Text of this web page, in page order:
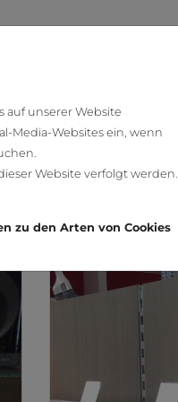
auf unserer Website
Media-Websites ein, wenn
Website verfolgt werden.
zu den Arten von Cookies